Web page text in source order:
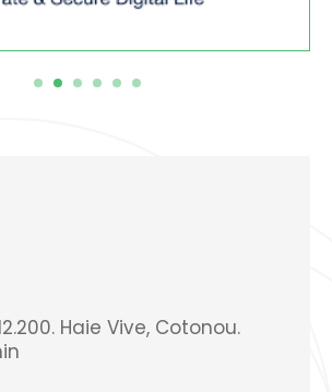
Haie Vive, Cotonou.